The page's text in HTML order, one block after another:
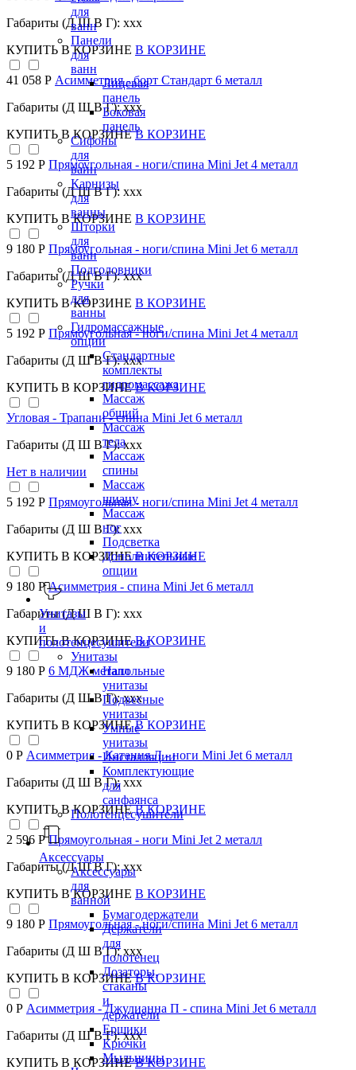
для
ванн
Панели
для
ванн
Лицевая
панель
Боковая
панель
Сифоны
для
ванн
Карнизы
для
ванны
Шторки
для
ванн
Подголовники
Ручки
для
ванны
Гидромассажные
опции
Стандартные
комплекты
гидромассажа
Массаж
общий
Массаж
тела
Массаж
спины
Массаж
шиацу
Массаж
ног
Подсветка
Дополнительные
опции
Унитазы
и
полотенцесушители
Унитазы
Напольные
унитазы
Подвесные
унитазы
Умные
унитазы
Инсталляции
Комплектующие
для
санфаянса
Полотенцесушители
Аксессуары
Аксессуары
для
ванной
Бумагодержатели
Держатели
для
полотенец
Дозаторы,
стаканы
и
держатели
Ершики
Крючки
Мыльницы
Габариты (Д Ш В Г): xxx
КУПИТЬ В КОРЗИНЕ В КОРЗИНЕ
41 058 Р Асимметрия - борт Стандарт 6 металл
Габариты (Д Ш В Г): xxx
КУПИТЬ В КОРЗИНЕ В КОРЗИНЕ
5 192 Р Прямоугольная - ноги/спина Mini Jet 4 металл
Габариты (Д Ш В Г): xxx
КУПИТЬ В КОРЗИНЕ В КОРЗИНЕ
9 180 Р Прямоугольная - ноги/спина Mini Jet 6 металл
Габариты (Д Ш В Г): xxx
КУПИТЬ В КОРЗИНЕ В КОРЗИНЕ
5 192 Р Прямоугольная - ноги/спина Mini Jet 4 металл
Габариты (Д Ш В Г): xxx
КУПИТЬ В КОРЗИНЕ В КОРЗИНЕ
Угловая - Трапани - спина Mini Jet 6 металл
Габариты (Д Ш В Г): xxx
Нет в наличии
5 192 Р Прямоугольная - ноги/спина Mini Jet 4 металл
Габариты (Д Ш В Г): xxx
КУПИТЬ В КОРЗИНЕ В КОРЗИНЕ
9 180 РАсимметрия - спина Mini Jet 6 металл
Габариты (Д Ш В Г): xxx
КУПИТЬ В КОРЗИНЕ В КОРЗИНЕ
9 180 Р 6 МДЖ металл
Габариты (Д Ш В Г): xxx
КУПИТЬ В КОРЗИНЕ В КОРЗИНЕ
0 Р Асимметрия - Катания Л - ноги Mini Jet 6 металл
Габариты (Д Ш В Г): xxx
КУПИТЬ В КОРЗИНЕ В КОРЗИНЕ
2 596 РПрямоугольная - ноги Mini Jet 2 металл
Габариты (Д Ш В Г): xxx
КУПИТЬ В КОРЗИНЕ В КОРЗИНЕ
9 180 Р Прямоугольная - ноги/спина Mini Jet 6 металл
Габариты (Д Ш В Г): xxx
КУПИТЬ В КОРЗИНЕ В КОРЗИНЕ
0 Р Асимметрия - Джулианна П - спина Mini Jet 6 металл
Габариты (Д Ш В Г): xxx
КУПИТЬ В КОРЗИНЕ В КОРЗИНЕ